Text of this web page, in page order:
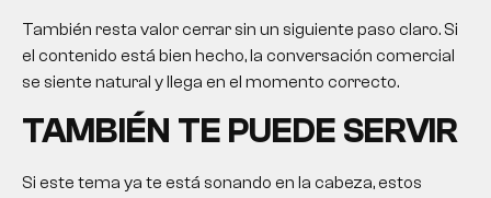
También resta valor cerrar sin un siguiente paso claro. Si
el contenido está bien hecho, la conversación comercial
se siente natural y llega en el momento correcto.
TAMBIÉN TE PUEDE SERVIR
Si este tema ya te está sonando en la cabeza, estos